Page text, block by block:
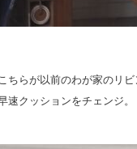
ちらが以前のわが家のリ
速クッションをチェンジ。